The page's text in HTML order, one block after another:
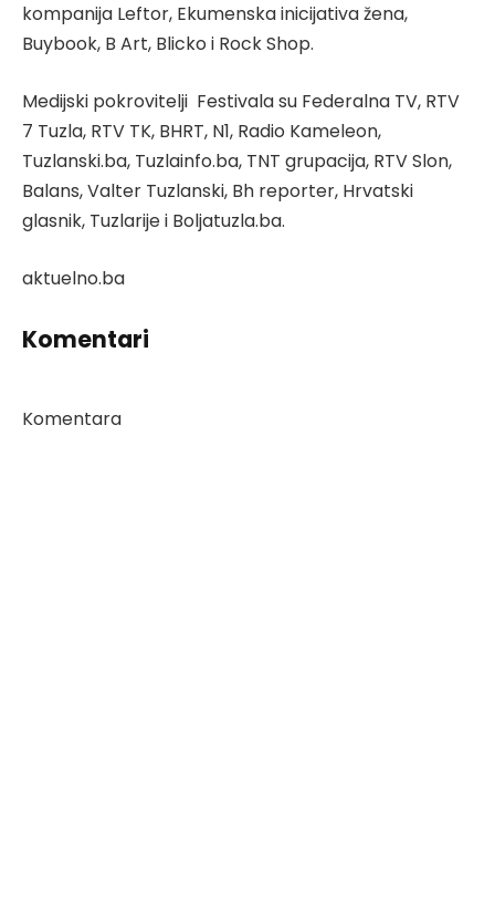
kompanija Leftor, Ekumenska inicijativa žena,
Buybook, B Art, Blicko i Rock Shop.
Medijski pokrovitelji Festivala su Federalna TV, RTV
7 Tuzla, RTV TK, BHRT, N1, Radio Kameleon,
Tuzlanski.ba, Tuzlainfo.ba, TNT grupacija, RTV Slon,
Balans, Valter Tuzlanski, Bh reporter, Hrvatski
glasnik, Tuzlarije i Boljatuzla.ba.
aktuelno.ba
Komentari
Komentara